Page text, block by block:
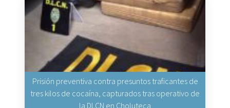
Prisión preventiva contra presuntos traficantes de
tres kilos de cocaína, capturados tras operativo de
la DLCN en Choluteca